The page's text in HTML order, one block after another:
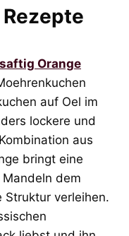
Orange
auf Oel im
lockere und
aus
bringt eine
dem
Struktur verleihen.